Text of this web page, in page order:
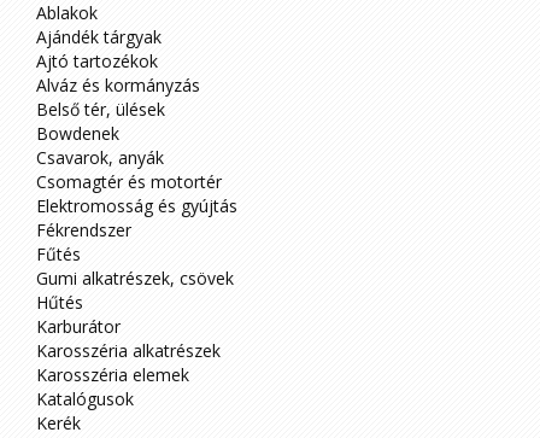
Ablakok
Ajándék tárgyak
Ajtó tartozékok
Alváz és kormányzás
Belső tér, ülések
Bowdenek
Csavarok, anyák
Csomagtér és motortér
Elektromosság és gyújtás
Fékrendszer
Fűtés
Gumi alkatrészek, csövek
Hűtés
Karburátor
Karosszéria alkatrészek
Karosszéria elemek
Katalógusok
Kerék